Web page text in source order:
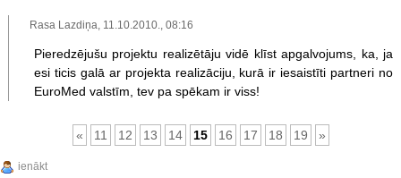
Rasa Lazdiņa, 11.10.2010., 08:16
Pieredzējušu projektu realizētāju vidē klīst apgalvojums, ka, ja
esi ticis galā ar projekta realizāciju, kurā ir iesaistīti partneri no
EuroMed valstīm, tev pa spēkam ir viss!
« 11 12 13 14 15 16 17 18 19 »
ienākt